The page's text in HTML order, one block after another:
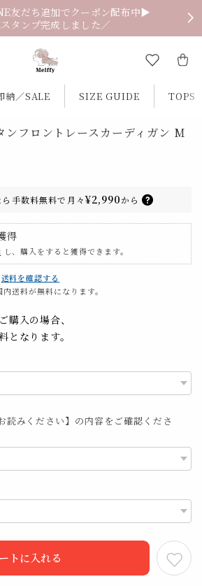
友だち追加でクーポン配布中▶
タンプ完成しました／
納／SALE SIZE GUIDE TOPS
ンフロントレースカーディガン M
手数料無料で 月々¥2,990から
得
し、購入をすると獲得できます。
送料を確認する
送料が無料になります。
入の場合、
となります。
読みください】の内容をご確認くださ
トに入れる